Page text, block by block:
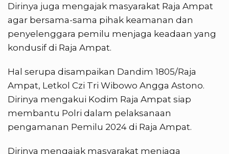
Dirinya juga mengajak masyarakat Raja Ampat
agar bersama-sama pihak keamanan dan
penyelenggara pemilu menjaga keadaan yang
kondusif di Raja Ampat.
Hal serupa disampaikan Dandim 1805/Raja
Ampat, Letkol Czi Tri Wibowo Angga Astono.
Dirinya mengakui Kodim Raja Ampat siap
membantu Polri dalam pelaksanaan
pengamanan Pemilu 2024 di Raja Ampat.
Dirinya mengajak masyarakat menjaga